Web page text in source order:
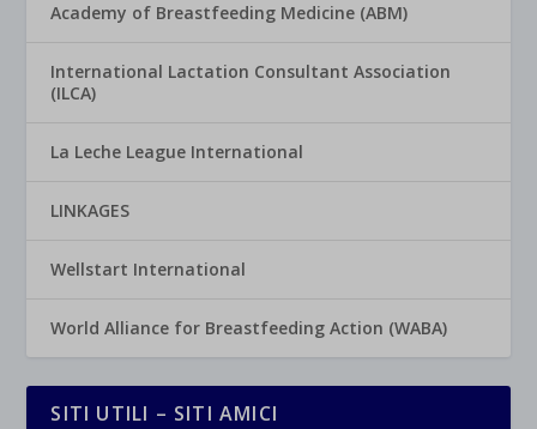
Academy of Breastfeeding Medicine (ABM)
International Lactation Consultant Association
(ILCA)
La Leche League International
LINKAGES
Wellstart International
World Alliance for Breastfeeding Action (WABA)
SITI UTILI – SITI AMICI